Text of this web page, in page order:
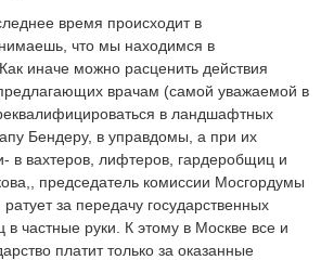
время происходит в
что мы находимся в
иначе можно расценить действия
врачам (самой уважаемой в
в ландшафтных
Бендеру, в управдомы, а при их
в вахтеров, лифтеров, гардеробщиц и
председатель комиссии Мосгордумы
за передачу государственных
в частные руки. К этому в Москве все и
платит только за оказанные